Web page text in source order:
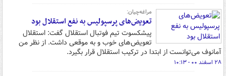
مراغه‌چیان:
تعویض‌های پرسپولیس به نفع استقلال بود
پیشکسوت تیم فوتبال استقلال گفت: استقلال
تعویض‌های خوب و به موقعی داشت. از نظر من
آمانوف می‌توانست از ابتدا در ترکیب استقلال قرار بگیرد.
۲۸ اسفند ۰۰ - ۱۰:۱۳